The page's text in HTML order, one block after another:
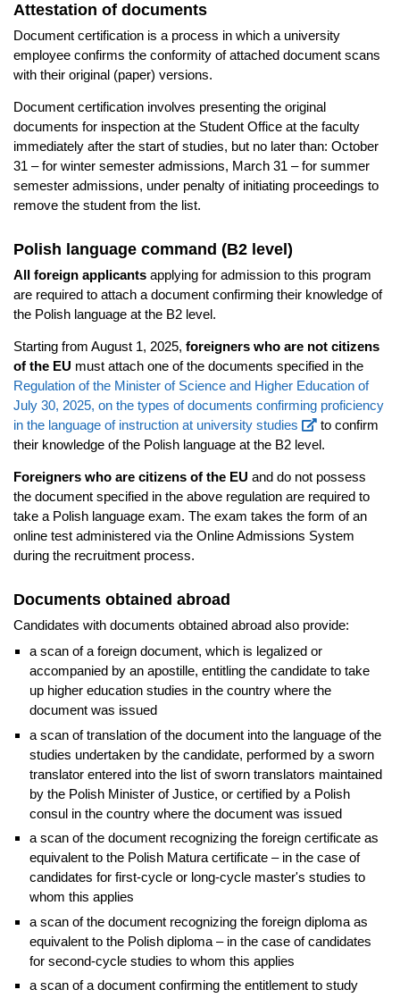
Attestation of documents
Document certification is a process in which a university
employee confirms the conformity of attached document scans
with their original (paper) versions.
Document certification involves presenting the original
documents for inspection at the Student Office at the faculty
immediately after the start of studies, but no later than: October
31 – for winter semester admissions, March 31 – for summer
semester admissions, under penalty of initiating proceedings to
remove the student from the list.
Polish language command (B2 level)
All foreign applicants applying for admission to this program
are required to attach a document confirming their knowledge of
the Polish language at the B2 level.
Starting from August 1, 2025, foreigners who are not citizens
of the EU must attach one of the documents specified in the
Regulation of the Minister of Science and Higher Education of
July 30, 2025, on the types of documents confirming proficiency
in the language of instruction at university studies
to confirm
their knowledge of the Polish language at the B2 level.
Foreigners who are citizens of the EU and do not possess
the document specified in the above regulation are required to
take a Polish language exam. The exam takes the form of an
online test administered via the Online Admissions System
during the recruitment process.
Documents obtained abroad
Candidates with documents obtained abroad also provide:
a scan of a foreign document, which is legalized or
accompanied by an apostille, entitling the candidate to take
up higher education studies in the country where the
document was issued
a scan of translation of the document into the language of the
studies undertaken by the candidate, performed by a sworn
translator entered into the list of sworn translators maintained
by the Polish Minister of Justice, or certified by a Polish
consul in the country where the document was issued
a scan of the document recognizing the foreign certificate as
equivalent to the Polish Matura certificate – in the case of
candidates for first-cycle or long-cycle master's studies to
whom this applies
a scan of the document recognizing the foreign diploma as
equivalent to the Polish diploma – in the case of candidates
for second-cycle studies to whom this applies
a scan of a document confirming the entitlement to study